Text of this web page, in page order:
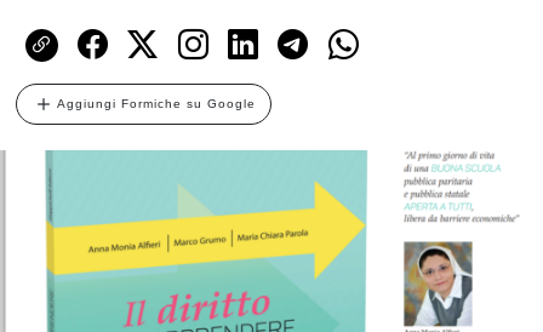
Aggiungi Formiche su Google